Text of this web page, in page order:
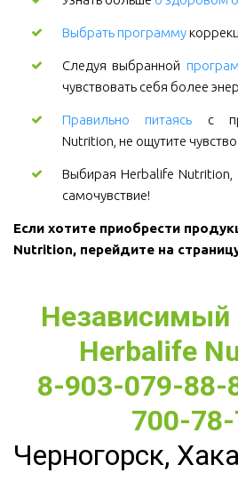
Выбрать программу
Следуя выбранной
чувствовать себя более
Правильно питаясь с
Nutrition, не ощутите
Выбирая Herbalife
самочувствие!
Если хотите приобрести
Nutrition, перейдите на
Независимый
Herbalife
8-903-079-88-
700-
Черногорск,